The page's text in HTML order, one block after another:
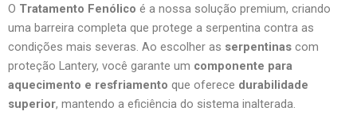
O Tratamento Fenólico é a nossa solução premium, criando
uma barreira completa que protege a serpentina contra as
condições mais severas. Ao escolher as serpentinas com
proteção Lantery, você garante um componente para
aquecimento e resfriamento que oferece durabilidade
superior, mantendo a eficiência do sistema inalterada.